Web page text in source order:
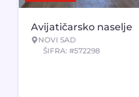
Avijatičarsko naselje
NOVI SAD
ŠIFRA: #572298